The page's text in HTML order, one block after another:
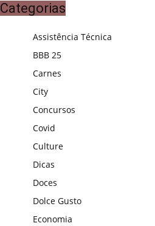
Categorias
Assistência Técnica
BBB 25
Carnes
City
Concursos
Covid
Culture
Dicas
Doces
Dolce Gusto
Economia